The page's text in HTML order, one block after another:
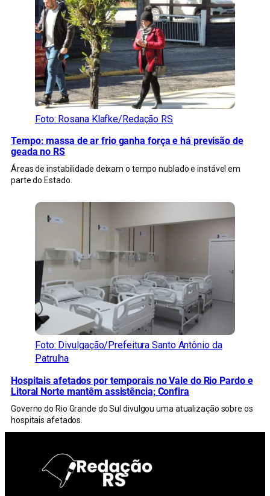
Foto: Rosana Klafke/Redação RS
Tempo: massa de ar frio ganha força e há previsão de
geada no RS
Áreas de instabilidade deixam o tempo nublado e instável em
parte do Estado.
Foto: Divulgação/Prefeitura Santo Antônio da
Patrulha
Hospitais afetados por temporais no Vale do Rio Pardo e
Litoral Norte mantêm assistência; Confira
Governo do Rio Grande do Sul divulgou uma atualização sobre os
hospitais afetados.